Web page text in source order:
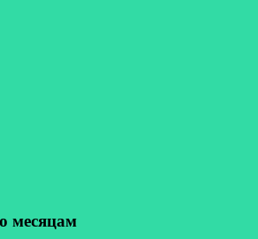
месяцам